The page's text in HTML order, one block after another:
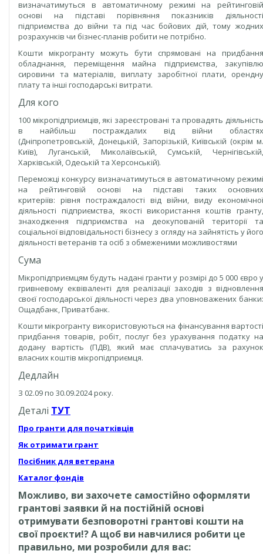
визначатимуться в автоматичному режимі на рейтинговій
основі на підставі порівняння показників діяльності
підприємства до війни та під час бойових дій, тому жодних
розрахунків чи бізнес-планів робити не потрібно.
Кошти мікрогранту можуть бути спрямовані на придбання
обладнання, переміщення майна підприємства, закупівлю
сировини та матеріалів, виплату заробітної плати, орендну
плату та інші господарські витрати.
Для кого
100 мікропідприємців, які зареєстровані та провадять діяльність
в найбільш постраждалих від війни областях
(Дніпропетровській, Донецькій, Запорізькій, Київській (окрім м.
Київ), Луганській, Миколаївській, Сумській, Чернігівській,
Харківській, Одеській та Херсонській).
Переможці конкурсу визначатимуться в автоматичному режимі
на рейтинговій основі на підставі таких основних
критеріїв: рівня постраждалості від війни, виду економічної
діяльності підприємства, якості використання коштів гранту,
знаходження підприємства на деокупованій території та
соціальної відповідальності бізнесу з огляду на зайнятість у його
діяльності ветеранів та осіб з обмеженими можливостями
Сума
Мікропідприємцям будуть надані гранти у розмірі до 5 000 євро у
гривневому еквіваленті для реалізації заходів з відновлення
своєї господарської діяльності через два уповноважених банки:
Ощадбанк, Приватбанк.
Кошти мікрогранту використовуються на фінансування вартості
придбання товарів, робіт, послуг без урахування податку на
додану вартість (ПДВ), який має сплачуватись за рахунок
власних коштів мікропідприємця.
Дедлайн
З 02.09 по 30.09.2024 року.
Деталі ТУТ
Про гранти для початківців
Як отримати грант
Посібник для ветерана
Каталог фондів
Можливо, ви захочете самостійно оформляти
грантові заявки й на постійній основі
отримувати безповоротні грантові кошти на
свої проєкти!? А щоб ви навчилися робити це
правильно, ми розробили для вас: